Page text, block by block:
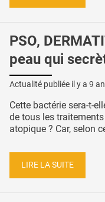
PSO,
peau qui
Actualité publiée il y a 9
Cette bactérie sera-t-
de tous les
atopique ? Car, selon
LIRE LA SUITE